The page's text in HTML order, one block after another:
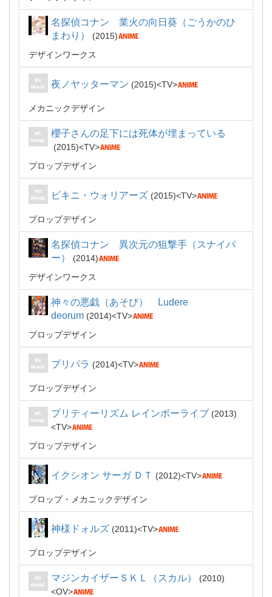
名探偵コナン 業火の向日葵（ごうかのひ
まわり）
2015
デザインワークス
夜ノヤッターマン 2015 TV
メカニックデザイン
櫻子さんの足下には死体が埋まっている
2015
TV
プロップデザイン
ビキニ・ウォリアーズ 2015 TV
プロップデザイン
名探偵コナン 異次元の狙撃手（スナイパ
ー）
2014
デザインワークス
神々の悪戯（あそび） Ludere
deorum
2014
TV
プロップデザイン
プリパラ 2014 TV
プロップデザイン
プリティーリズム レインボーライブ
2013
TV
プロップデザイン
イクシオン サーガ ＤＴ 2012 TV
プロップ・メカニックデザイン
神様ドォルズ 2011 TV
プロップデザイン
マジンカイザーＳＫＬ（スカル）
2010
OV